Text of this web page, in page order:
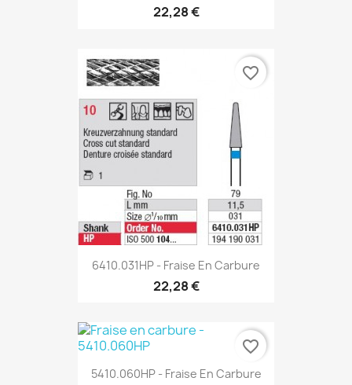
22,28 €
6410.031HP - Fraise En Carbure
22,28 €
favorite_border
5410.060HP - Fraise En Carbure
favorite_border